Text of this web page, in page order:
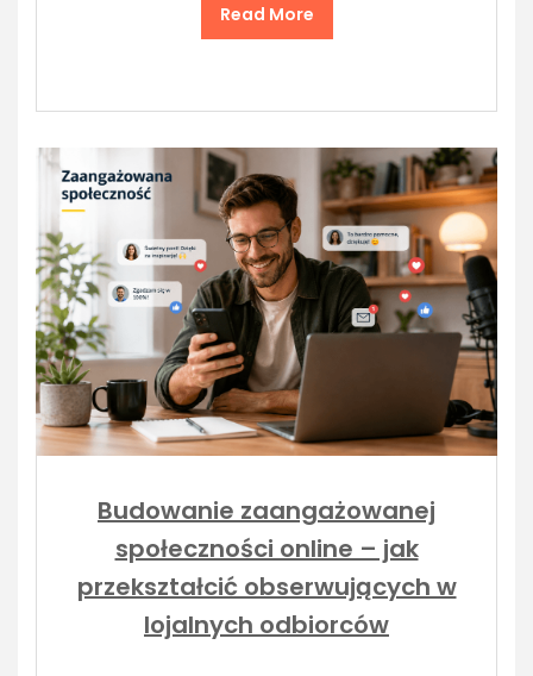
Read More
Budowanie zaangażowanej
społeczności online – jak
przekształcić obserwujących w
lojalnych odbiorców